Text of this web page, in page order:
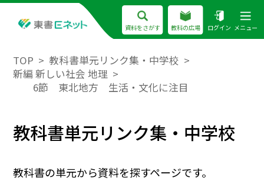
資料をさがす 教科の広場 ログイン メニュー
TOP
教科書単元リンク集・中学校
新編 新しい社会 地理
6節 東北地方 生活・文化に注目
教科書単元リンク集・中学校
教科書の単元から資料を探すページです。